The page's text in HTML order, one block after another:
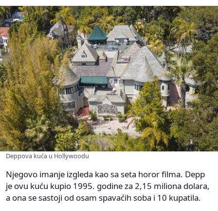
Deppova kuća u Hollywoodu
Njegovo imanje izgleda kao sa seta horor filma. Depp
je ovu kuću kupio 1995. godine za 2,15 miliona dolara,
a ona se sastoji od osam spavaćih soba i 10 kupatila.